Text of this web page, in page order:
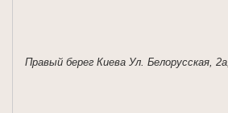
Правый берег Киева Ул. Белорусская,